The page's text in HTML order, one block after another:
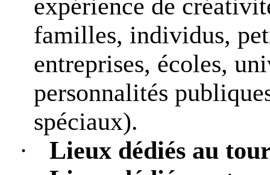
expérience de
familles, individus,
entreprises, écoles,
personnalités
spéciaux).
·
Lieux dédiés au